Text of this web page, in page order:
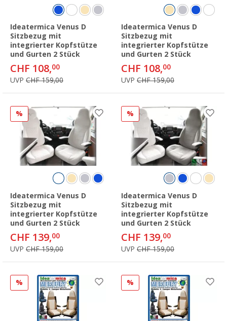
Ideatermica Venus D
Sitzbezug mit
integrierter Kopfstütze
und Gurten 2 Stück
CHF 108,00
UVP CHF 159,00
Ideatermica Venus D
Sitzbezug mit
integrierter Kopfstütze
und Gurten 2 Stück
CHF 108,00
UVP CHF 159,00
%
Ideatermica Venus D
Sitzbezug mit
integrierter Kopfstütze
und Gurten 2 Stück
CHF 139,00
UVP CHF 159,00
%
Ideatermica Venus D
Sitzbezug mit
integrierter Kopfstütze
und Gurten 2 Stück
CHF 139,00
UVP CHF 159,00
% %